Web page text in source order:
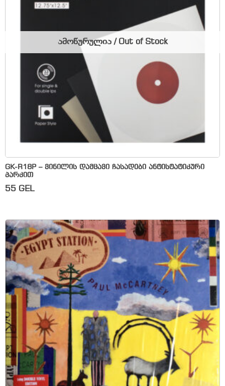
GK-R18P – ვინილის დამცავი ჩასადები ანტისტატიკური
პარკით
55 GEL
ამოწურულია / Out of Stock